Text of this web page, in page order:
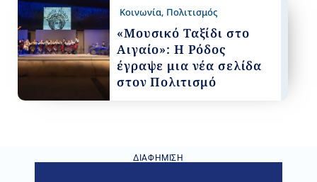
Κοινωνία, Πολιτισμός
«Μουσικό Ταξίδι στο
Αιγαίο»: Η Ρόδος
έγραψε μια νέα σελίδα
στον Πολιτισμό
ΔΙΑΦΉΜΙΣΗ